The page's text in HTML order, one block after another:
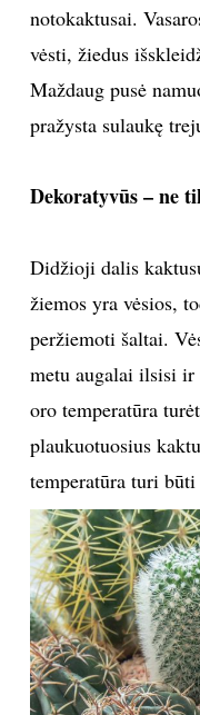
notokaktusai.
vėsti, žiedus
Maždaug pusė
pražysta sulaukę
Dekoratyvūs – ne
Didžioji dalis
žiemos yra vėsios,
peržiemoti šaltai.
metu augalai ilsisi
oro temperatūra
plaukuotuosius
temperatūra turi būti